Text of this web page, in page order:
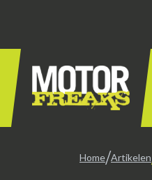
Home/Artikelen